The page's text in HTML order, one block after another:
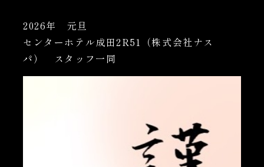
2026年 元旦
センターホテル成田2R51（株式会社ナス
パ） スタッフ一同